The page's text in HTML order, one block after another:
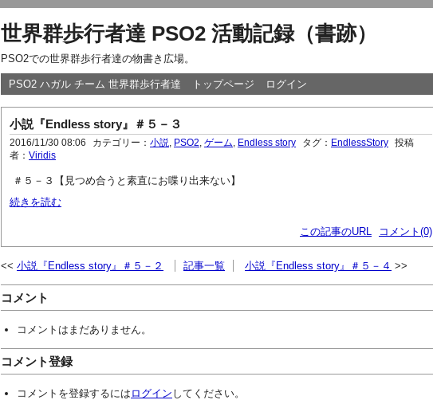
世界群歩行者達 PSO2 活動記録（書跡）
PSO2での世界群歩行者達の物書き広場。
PSO2 ハガル チーム 世界群歩行者達 トップページ ログイン
小説『Endless story』＃５－３
2016/11/30 08:06 カテゴリー： 小説 PSO2 ゲーム Endless story タグ： EndlessStory
投稿
者： Viridis
＃５－３【見つめ合うと素直にお喋り出来ない】
続きを読む
この記事のURL コメント(0)
小説『Endless story』＃５－２ 記事一覧 小説『Endless story』＃５－４
コメント
コメントはまだありません。
コメント登録
コメントを登録するには ログイン してください。